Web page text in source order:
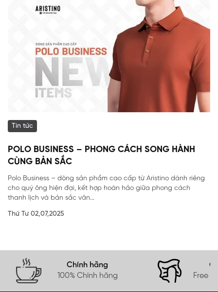
Tin tức
POLO BUSINESS – PHONG CÁCH SONG HÀNH
CÙNG BẢN SẮC
Polo Business – dòng sản phẩm cao cấp từ Aristino dành riêng
cho quý ông hiện đại, kết hợp hoàn hảo giữa phong cách
thanh lịch và bản sắc văn...
Thứ Tư 02,07,2025
Chính hãng
100% Chính hãng
Free